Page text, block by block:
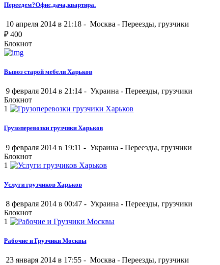
Переедем?Офис,дача,квартира.
10 апреля 2014 в 21:18 - Москва - Переезды, грузчики
₽ 400
Блокнот
Вывоз старой мебели Харьков
9 февраля 2014 в 21:14 - Украина - Переезды, грузчики
Блокнот
1
Грузоперевозки грузчики Харьков
9 февраля 2014 в 19:11 - Украина - Переезды, грузчики
Блокнот
1
Услуги грузчиков Харьков
8 февраля 2014 в 00:47 - Украина - Переезды, грузчики
Блокнот
1
Рабочие и Грузчики Москвы
23 января 2014 в 17:55 - Москва - Переезды, грузчики